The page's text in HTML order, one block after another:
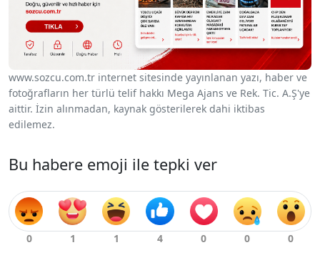
www.sozcu.com.tr internet sitesinde yayınlanan yazı, haber ve
fotoğrafların her türlü telif hakkı Mega Ajans ve Rek. Tic. A.Ş'ye
aittir. İzin alınmadan, kaynak gösterilerek dahi iktibas
edilemez.
Bu habere emoji ile tepki ver